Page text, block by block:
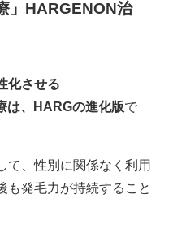
」HARGENON治
化させる
は、HARGの進化版で
て、性別に関係なく利用
も発毛力が持続すること